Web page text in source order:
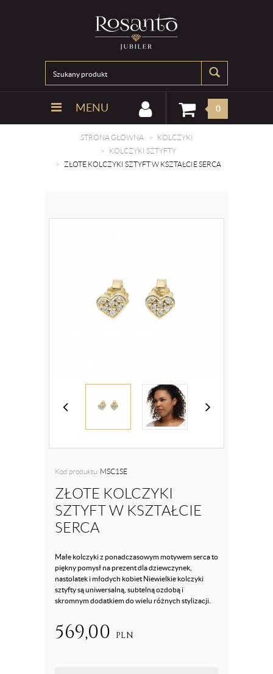
MENU 0
STRONA GŁÓWNA
KOLCZYKI
KOLCZYKI SZTYFTY
ZŁOTE KOLCZYKI SZTYFT W KSZTAŁCIE SERCA
Kod produktu: MSC1SE
ZŁOTE KOLCZYKI
SZTYFT W KSZTAŁCIE
SERCA
Małe kolczyki z ponadczasowym motywem serca to
piękny pomysł na prezent dla dziewczynek,
nastolatek i młodych kobiet Niewielkie kolczyki
sztyfty są uniwersalną, subtelną ozdobą i
skromnym dodatkiem do wielu różnych stylizacji.
569,00 PLN